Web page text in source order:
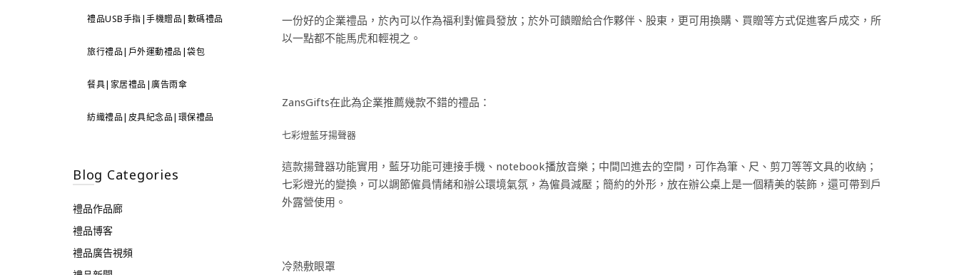
禮品USB手指|手機贈品|數碼禮品
旅行禮品|戶外運動禮品|袋包
餐具|家居禮品|廣告雨傘
紡織禮品|皮具紀念品|環保禮品
Blog Categories
禮品作品廊
禮品博客
禮品廣告視頻
一份好的企業禮品，於內可以作為福利對僱員發放；於外可饋贈給合作夥伴、股東，更可用換購、買贈等方式促進客戶成交，所
以一點都不能馬虎和輕視之。
ZansGifts在此為企業推薦幾款不錯的禮品：
七彩燈藍牙揚聲器
這款揚聲器功能實用，藍牙功能可連接手機、notebook播放音樂；中間凹進去的空間，可作為筆、尺、剪刀等等文具的收納；
七彩燈光的變換，可以調節僱員情緒和辦公環境氣氛，為僱員減壓；簡約的外形，放在辦公桌上是一個精美的裝飾，還可帶到戶
外露營使用。
冷熱敷眼罩